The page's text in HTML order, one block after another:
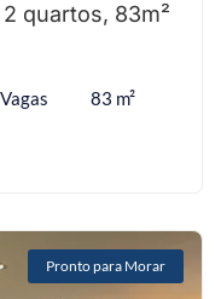
quartos, 83m²
83 m²
Pronto para Morar